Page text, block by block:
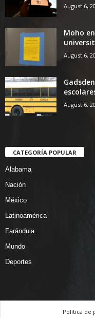
August 6,
Moho
August 6,
August 6,
CATEGORÍA POPULAR
Alabama
Nación
México
Latinoamérica
Farándula
Mundo
Deportes
Política de